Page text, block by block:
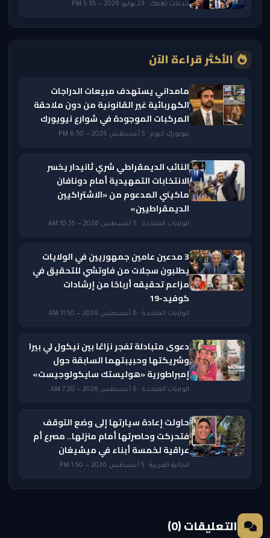
خدمات تهمك · 23 يوليو 2026 — 5:35 PM
الأكثر قراءة الآن
مامداني يستهدف مبيعات الدراجات
الكهربائية غير القانونية من دون ملاحقة
المركبات الموجودة في شوارع نيويورك
نيويورك اليوم · 5 أغسطس 2026 — 6:50 PM
النائب الديمقراطي شري ثانيدار يخسر
الانتخابات التمهيدية أمام دونافان
ماكيني المدعوم من «الاشتراكيين
الديمقراطيين»
الولايات المتحدة · 5 أغسطس 2026 — 10:35 AM
3 مدعين عامين جمهوريين في الولايات
يطلبون سجلات من فاوتشي للتحقيق في
مزاعم تحقيقه أرباحًا من إرشادات
كوفيد-19
الولايات المتحدة · 6 أغسطس 2026 — 11:50 AM
دعوى متبادلة تفجر نزاعًا بين نيكول لي بيرا
وشريكتها وحبيبتهما السابقة حول
إمبراطورية «هوليستك سايكولوجيست»
الولايات المتحدة · 6 أغسطس 2026 — 7:20 AM
حاولت إعادة سيارتها إلى وضع التوقف
فتحركت وحاصرتها أمام منزلها.. مصرع أم
عراقية لخمسة أبناء في ميشيغان
الجالية العربية · 5 أغسطس 2026 — 1:50 PM
التعليقات (0)